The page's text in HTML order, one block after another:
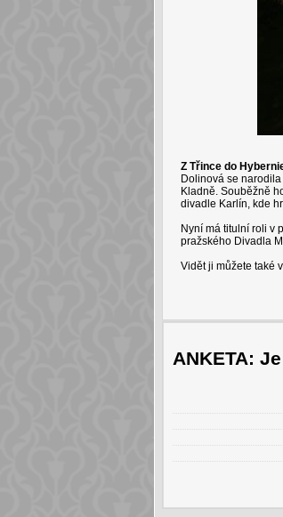
Z Třince do
Dolinová se
Kladně. Souběžně
divadle Karlín, kde
Nyní má titulní roli v
pražského Divadla
Vidět ji můžete také
ANKETA: